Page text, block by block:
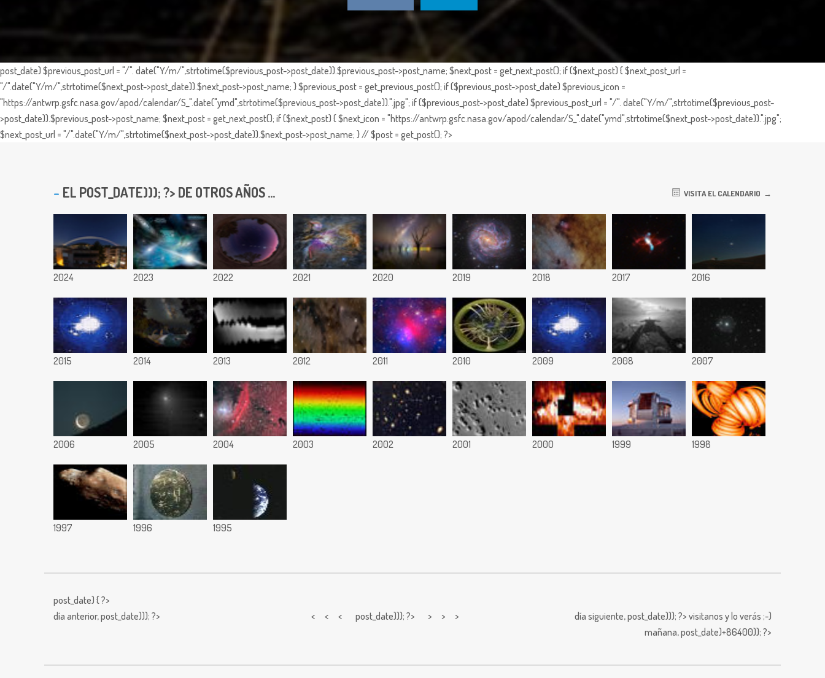
post_date) $previous_post_url = "/". date("Y/m/",strtotime($previous_post->post_date)).$previous_post->post_name; $next_post = get_next_post(); if ($next_post) { $next_post_url =
"/".date("Y/m/",strtotime($next_post->post_date)).$next_post->post_name; } $previous_post = get_previous_post(); if ($previous_post->post_date) $previous_icon =
"https://antwrp.gsfc.nasa.gov/apod/calendar/S_".date("ymd",strtotime($previous_post->post_date)).".jpg"; if ($previous_post->post_date) $previous_post_url = "/". date("Y/m/",strtotime($previous_post-
>post_date)).$previous_post->post_name; $next_post = get_next_post(); if ($next_post) { $next_icon = "https://antwrp.gsfc.nasa.gov/apod/calendar/S_".date("ymd",strtotime($next_post->post_date)).".jpg";
$next_post_url = "/".date("Y/m/",strtotime($next_post->post_date)).$next_post->post_name; } // $post = get_post(); ?>
EL POST_DATE))); ?> DE OTROS AÑOS ... VISITA EL CALENDARIO
2024 2023 2022 2021 2020 2019 2018 2017 2016
2015 2014 2013 2012 2011 2010 2009 2008 2007
2006 2005 2004 2003 2002 2001 2000 1999 1998
1997 1996 1995
post_date) { ?>
día anterior,post_date))); ?> < < < post_date))); ?> > > > día siguiente,post_date))); ?> visitanos y lo verás ;-)
mañana,post_date)+86400)); ?>